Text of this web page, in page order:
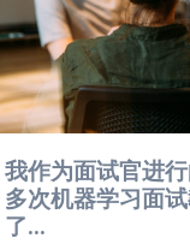
我作为面试官进
多次机器学习面
了...